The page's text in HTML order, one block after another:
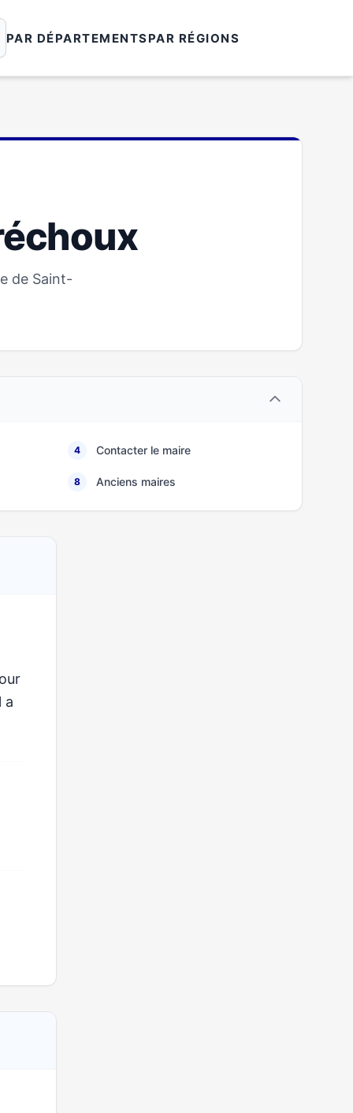
PAR DÉPARTEMENTSPAR RÉGIONS
de Saint-
4 Contacter le maire
8 Anciens maires
a